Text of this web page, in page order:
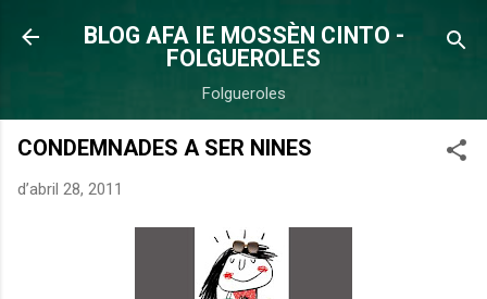
Salta al contingut principal
BLOG AFA IE MOSSÈN CINTO -
FOLGUEROLES
Folgueroles
CONDEMNADES A SER NINES
d’abril 28, 2011